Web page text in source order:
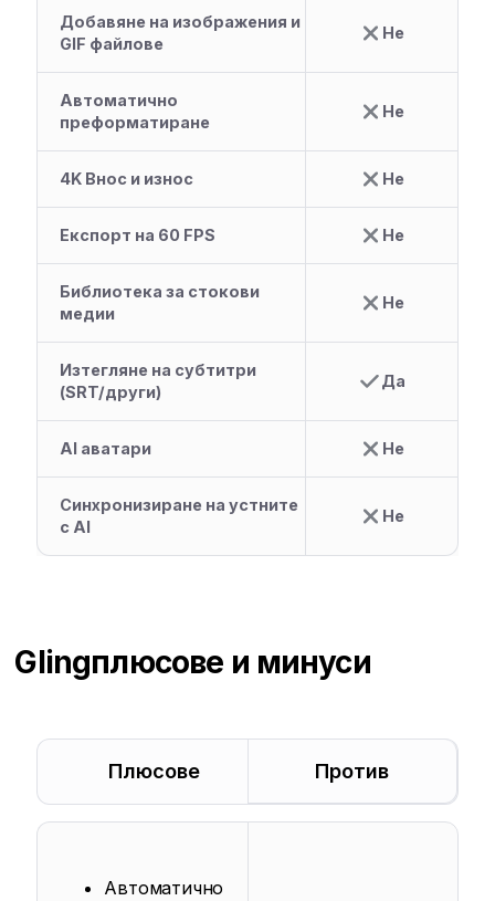
Добавяне на изображения и
GIF файлове
Не
Автоматично
преформатиране
Не
4K Внос и износ Не
Експорт на 60 FPS Не
Библиотека за стокови
медии
Не
Изтегляне на субтитри
(SRT/други)
Да
AI аватари Не
Синхронизиране на устните
с AI
Не
Glingплюсове и минуси
Плюсове Против
Автоматично